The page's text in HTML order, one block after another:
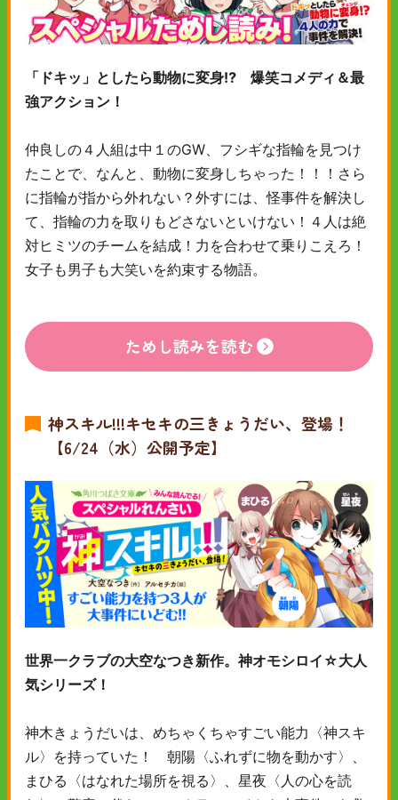
「ドキッ」としたら動物に変身⁉ 爆笑コメディ＆最
強アクション！
仲良しの４人組は中１のGW、フシギな指輪を見つけ
たことで、なんと、動物に変身しちゃった！！！さら
に指輪が指から外れない？外すには、怪事件を解決し
て、指輪の力を取りもどさないといけない！４人は絶
対ヒミツのチームを結成！力を合わせて乗りこえろ！
女子も男子も大笑いを約束する物語。
ためし読みを読む
神スキル!!!キセキの三きょうだい、登場！
【6/24（水）公開予定】
世界一クラブの大空なつき新作。神オモシロイ☆大人
気シリーズ！
神木きょうだいは、めちゃくちゃすごい能力〈神スキ
ル〉を持っていた！ 朝陽〈ふれずに物を動かす〉、
まひる〈はなれた場所を視る〉、星夜〈人の心を読